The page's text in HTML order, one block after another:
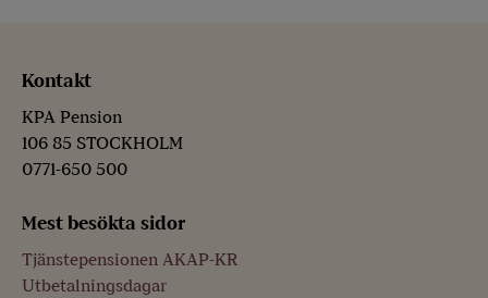
Kontakt
KPA Pension
106 85 STOCKHOLM
0771-650 500
Mest besökta sidor
Tjänstepensionen AKAP-KR
Utbetalningsdagar